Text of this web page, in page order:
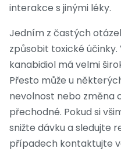
interakce s jinými léky.
Jedním z častých
způsobit toxické účinky.
kanabidiol má velmi
Přesto může u
nevolnost nebo změna
přechodné. Pokud si
snižte dávku a sledujte
případech kontaktujte